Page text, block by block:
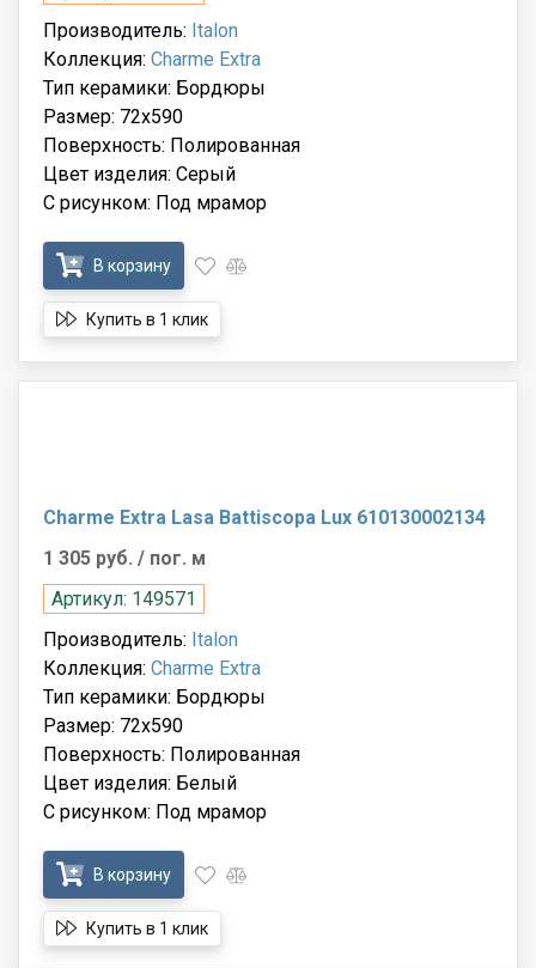
Производитель: Italon
Коллекция: Charme Extra
Тип керамики: Бордюры
Размер: 72x590
Поверхность: Полированная
Цвет изделия: Серый
С рисунком: Под мрамор
В корзину
Купить в 1 клик
Charme Extra Lasa Battiscopa Lux 610130002134
1 305 руб. / пог. м
Артикул: 149571
Производитель: Italon
Коллекция: Charme Extra
Тип керамики: Бордюры
Размер: 72x590
Поверхность: Полированная
Цвет изделия: Белый
С рисунком: Под мрамор
В корзину
Купить в 1 клик